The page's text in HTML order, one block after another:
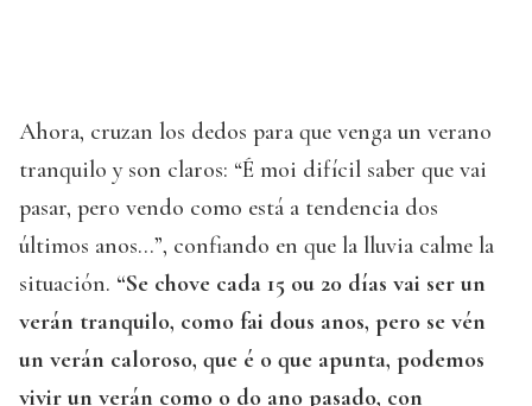
Ahora, cruzan los dedos para que venga un verano
tranquilo y son claros: “É moi difícil saber que vai
pasar, pero vendo como está a tendencia dos
últimos anos…”, confiando en que la lluvia calme la
situación. “Se chove cada 15 ou 20 días vai ser un
verán tranquilo, como fai dous anos, pero se vén
un verán caloroso, que é o que apunta, podemos
vivir un verán como o do ano pasado, con